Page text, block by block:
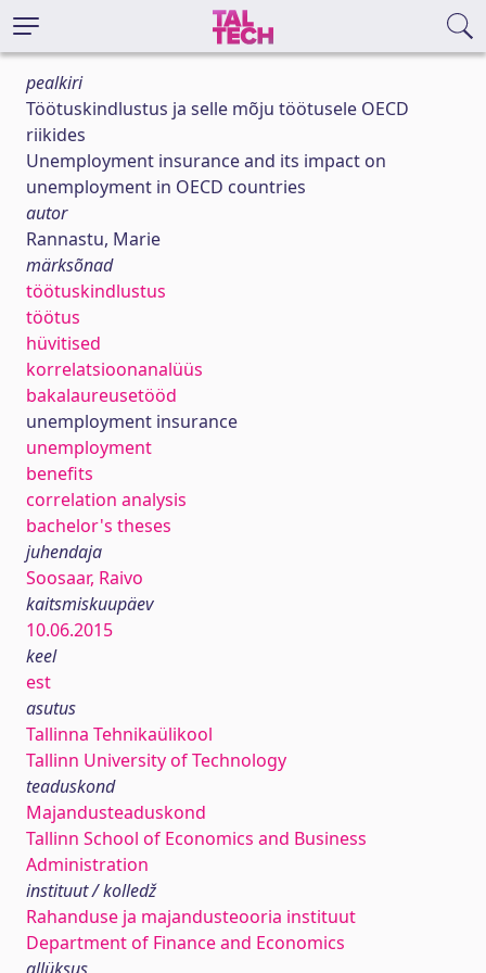
pealkiri
Töötuskindlustus ja selle mõju töötusele OECD
riikides
Unemployment insurance and its impact on
unemployment in OECD countries
autor
Rannastu, Marie
märksõnad
töötuskindlustus
töötus
hüvitised
korrelatsioonanalüüs
bakalaureusetööd
unemployment insurance
unemployment
benefits
correlation analysis
bachelor's theses
juhendaja
Soosaar, Raivo
kaitsmiskuupäev
10.06.2015
keel
est
asutus
Tallinna Tehnikaülikool
Tallinn University of Technology
teaduskond
Majandusteaduskond
Tallinn School of Economics and Business
Administration
instituut / kolledž
Rahanduse ja majandusteooria instituut
Department of Finance and Economics